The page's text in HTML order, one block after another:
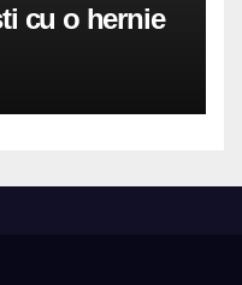
cu o hernie